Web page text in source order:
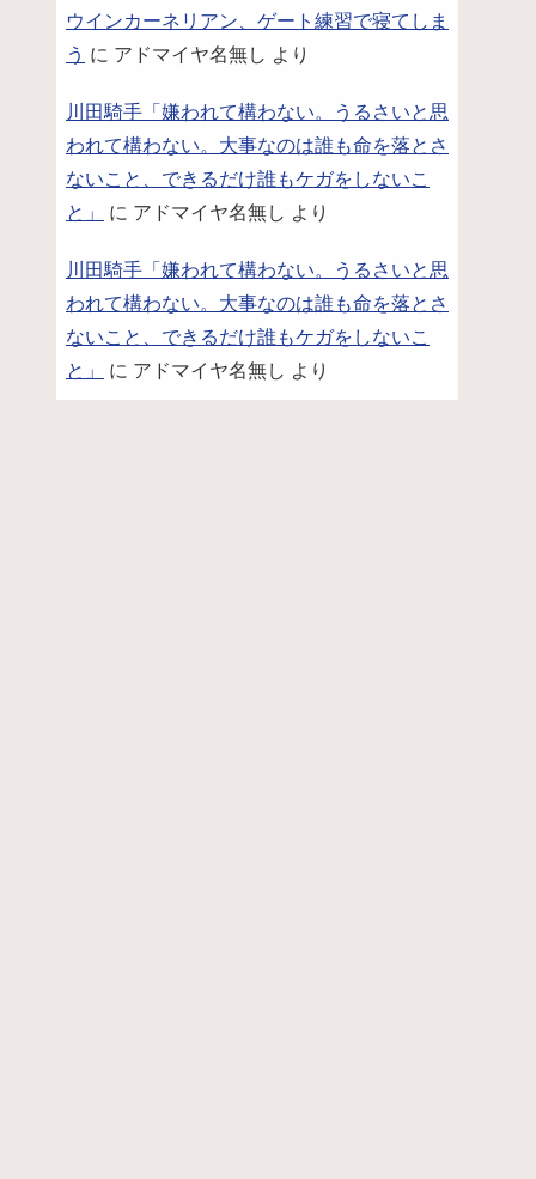
ウインカーネリアン、ゲート練習で寝てしま
う に アドマイヤ名無し より
川田騎手「嫌われて構わない。うるさいと思
われて構わない。大事なのは誰も命を落とさ
ないこと、できるだけ誰もケガをしないこ
と」
に アドマイヤ名無し より
川田騎手「嫌われて構わない。うるさいと思
われて構わない。大事なのは誰も命を落とさ
ないこと、できるだけ誰もケガをしないこ
と」
に アドマイヤ名無し より